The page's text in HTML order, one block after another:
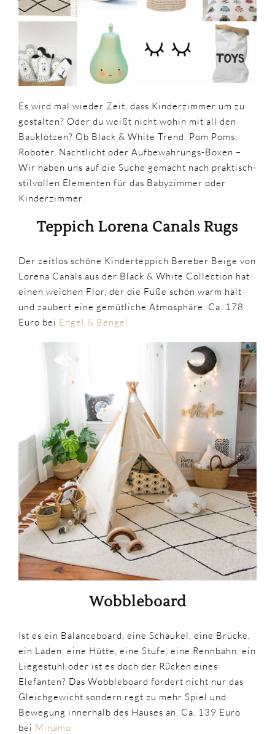
Es wird mal wieder Zeit, dass Kinderzimmer um zu
gestalten? Oder du weißt nicht wohin mit all den
Bauklötzen? Ob Black & White Trend, Pom Poms,
Roboter, Nachtlicht oder Aufbewahrungs-Boxen –
Wir haben uns auf die Suche gemacht nach praktisch-
stilvollen Elementen für das Babyzimmer oder
Kinderzimmer.
Teppich Lorena Canals Rugs
Der zeitlos schöne Kinderteppich Bereber Beige von
Lorena Canals aus der Black & White Collection hat
einen weichen Flor, der die Füße schön warm hält
und zaubert eine gemütliche Atmosphäre. Ca. 178
Euro bei Engel & Bengel
Wobbleboard
Ist es ein Balanceboard, eine Schaukel, eine Brücke,
ein Laden, eine Hütte, eine Stufe, eine Rennbahn, ein
Liegestuhl oder ist es doch der Rücken eines
Elefanten? Das Wobbleboard fördert nicht nur das
Gleichgewicht sondern regt zu mehr Spiel und
Bewegung innerhalb des Hauses an. Ca. 139 Euro
bei Minamo